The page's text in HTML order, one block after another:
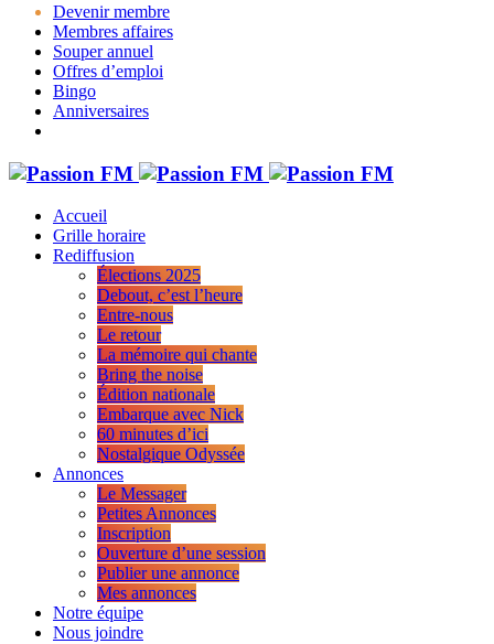
Devenir membre
Membres affaires
Souper annuel
Offres d’emploi
Bingo
Anniversaires
Accueil
Grille horaire
Rediffusion
Élections 2025
Debout, c’est l’heure
Entre-nous
Le retour
La mémoire qui chante
Bring the noise
Édition nationale
Embarque avec Nick
60 minutes d’ici
Nostalgique Odyssée
Annonces
Le Messager
Petites Annonces
Inscription
Ouverture d’une session
Publier une annonce
Mes annonces
Notre équipe
Nous joindre